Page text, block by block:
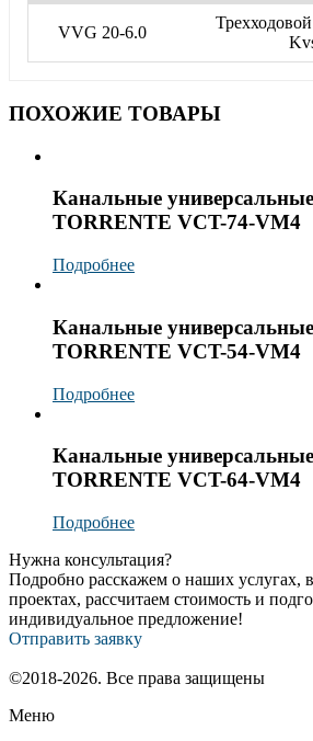
VVG 20-6.0
ПОХОЖИЕ ТОВАРЫ
Канальные
TORRENTE VCT-74-VM4
Подробнее
Канальные
TORRENTE VCT-54-VM4
Подробнее
Канальные
TORRENTE VCT-64-VM4
Подробнее
Нужна консультация?
Подробно расскажем о наших услугах,
проектах, рассчитаем стоимость и
индивидуальное предложение!
Отправить заявку
©2018-2026. Все права защищены
Меню